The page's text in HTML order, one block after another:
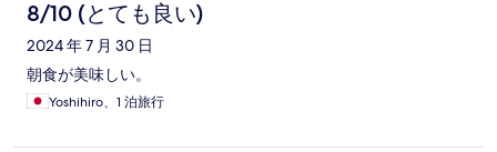
コ
ミ
8/10 (とても良い)
2024 年 7 月 30 日
朝食が美味しい。
Yoshihiro、1 泊旅行